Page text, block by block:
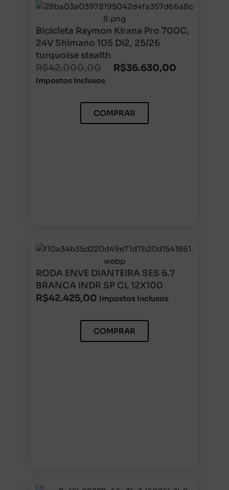
Bicicleta Raymon Kirana Pro 700C,
24V Shimano 105 Di2, 25/26
turquoise stealth
R$42.000,00 R$36.630,00
Impostos inclusos
COMPRAR
RODA ENVE DIANTEIRA SES 6.7
BRANCA INDR SP CL 12X100
R$42.425,00 Impostos inclusos
COMPRAR